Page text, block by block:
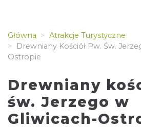
Główna
Atrakcje Turystyczne
Drewniany Kościół Pw. Św.
Ostropie
Drewniany
św. Jerzego w
Gliwicach-